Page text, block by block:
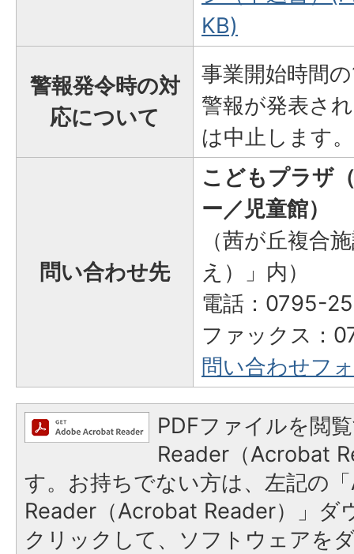
KB)
警報発令時の対
応について
事業開始時間
警報が発表さ
は中止します。
問い合わせ先
こどもプラザ
ー／児童館）
（茜が丘複合
え）」内）
電話：0795-
ファックス：
問い合わせフ
PDFファイルを閲
Reader（Acrobat
す。お持ちでない方は、左記の
Reader（Acrobat Reader）」ダ
クリックして、ソフトウェアを